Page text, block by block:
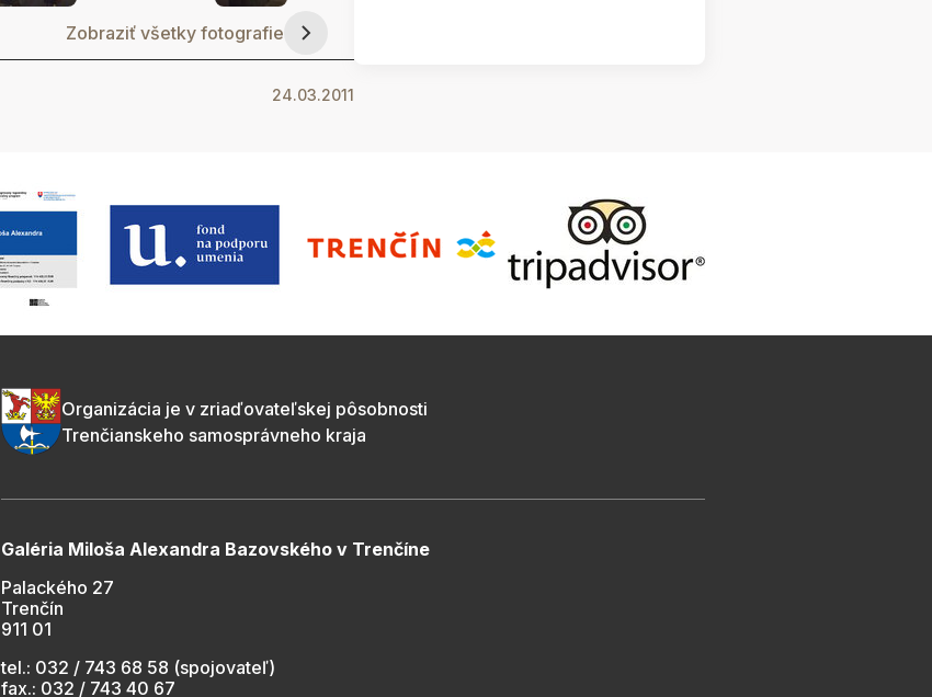
Zobraziť všetky fotografie
24.03.2011
Organizácia je v zriaďovateľskej pôsobnosti
Trenčianskeho samosprávneho kraja
Galéria Miloša Alexandra Bazovského v Trenčíne
Palackého 27
Trenčín
911 01
tel.: 032 / 743 68 58 (spojovateľ)
fax.: 032 / 743 40 67